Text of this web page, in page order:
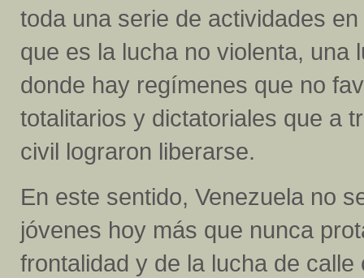
toda una serie de actividades
que es la lucha no violenta, una
donde hay regímenes que no
totalitarios y dictatoriales que a
civil lograron liberarse.
En este sentido, Venezuela no
jóvenes hoy más que nunca
frontalidad y de la lucha de